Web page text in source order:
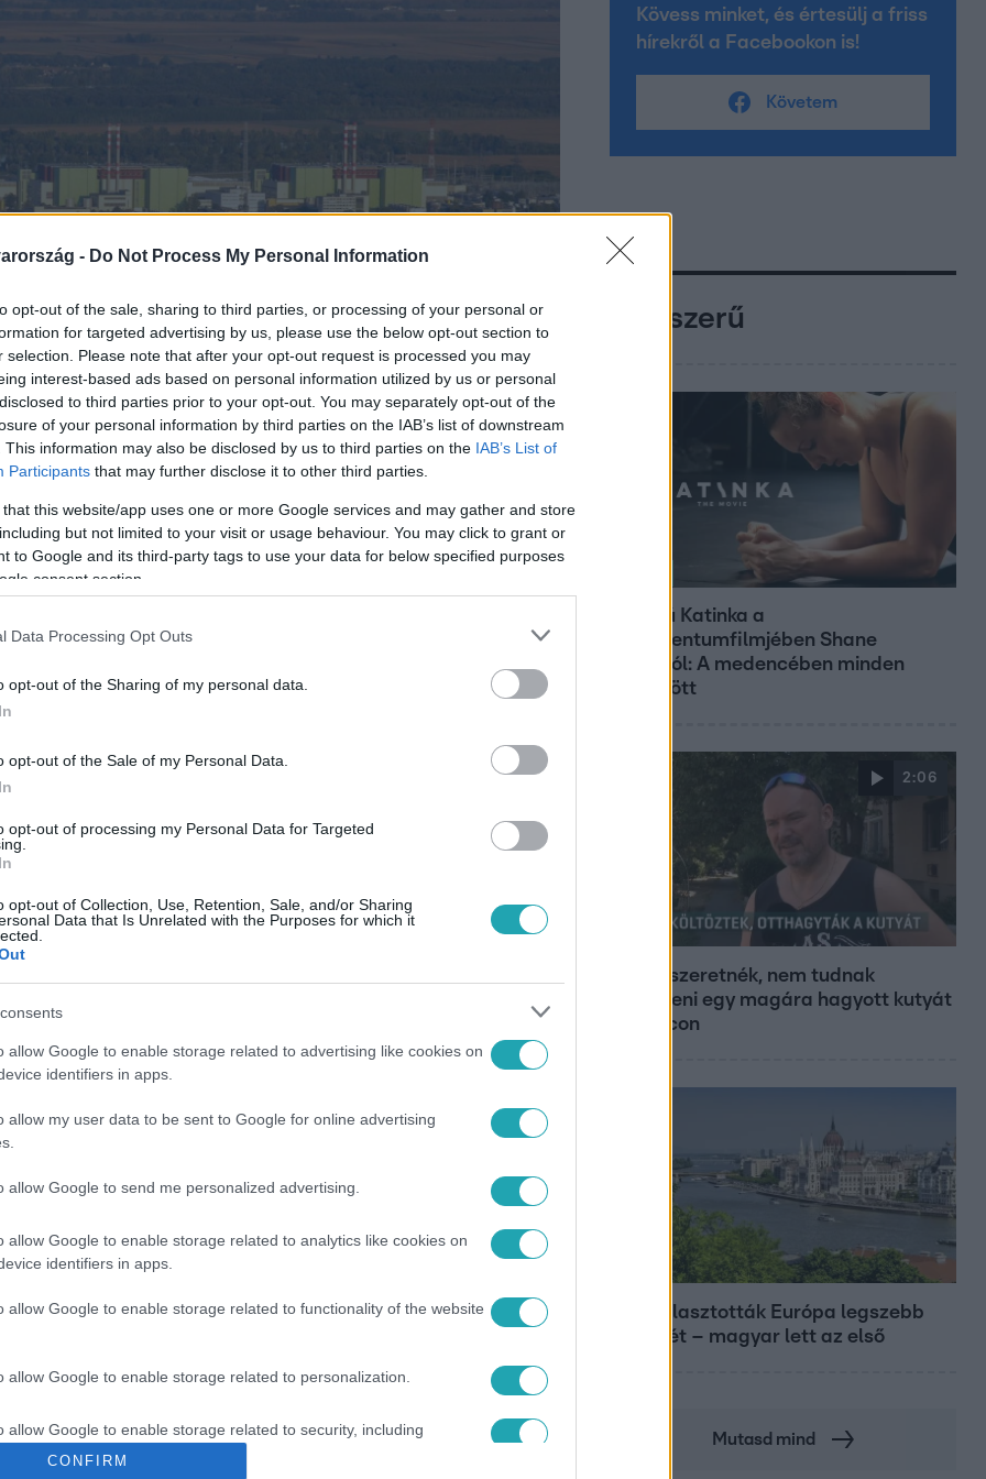
- Do Not Process My Personal Information
opt-out of the sale, sharing to third parties, or processing of your personal or
for targeted advertising by us, please use the below opt-out section to
selection. Please note that after your opt-out request is processed you may
interest-based ads based on personal information utilized by us or personal
to third parties prior to your opt-out. You may separately opt-out of the
of your personal information by third parties on the IAB’s list of downstream
This information may also be disclosed by us to third parties on the IAB’s List of
Participants that may further disclose it to other third parties.
that this website/app uses one or more Google services and may gather and store
but not limited to your visit or usage behaviour. You may click to grant or
to Google and its third-party tags to use your data for below specified purposes
consent section.
Data Processing Opt Outs
opt-out of the Sharing of my personal data.
opt-out of the Sale of my Personal Data.
opt-out of processing my Personal Data for Targeted
opt-out of Collection, Use, Retention, Sale, and/or Sharing
Data that Is Unrelated with the Purposes for which it
allow Google to enable storage related to advertising like cookies on
identifiers in apps.
allow my user data to be sent to Google for online advertising
allow Google to send me personalized advertising.
allow Google to enable storage related to analytics like cookies on
identifiers in apps.
allow Google to enable storage related to functionality of the website
allow Google to enable storage related to personalization.
allow Google to enable storage related to security, including
functionality and fraud prevention, and other user protection.
CONFIRM
csak Oroszország érdekeit szolgálja.
legyen a Google-találatokban!
Kövess minket, és értesülj a friss
hírekről a Facebookon is!
Követem
Népszerű
Hosszú Katinka a
dokumentumfilmjében Shane
Tusupról: A medencében minden
működött
2:06
Hiába szeretnék, nem tudnak
kimenteni egy magára hagyott kutyát
Miskolcon
Megválasztották Európa legszebb
épületét – magyar lett az első
Mutasd mind